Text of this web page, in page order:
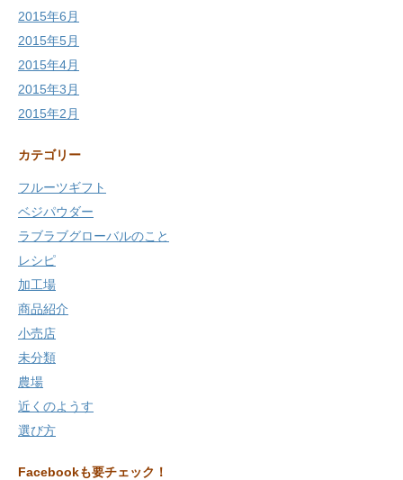
2015年6月
2015年5月
2015年4月
2015年3月
2015年2月
カテゴリー
フルーツギフト
ベジパウダー
ラブラブグローバルのこと
レシピ
加工場
商品紹介
小売店
未分類
農場
近くのようす
選び方
Facebookも要チェック！